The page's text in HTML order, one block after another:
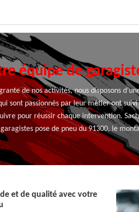
équipe de
de nos activités, nous disposons
sont passionnés par leur métier ont
pour réussir chaque intervention.
pose de pneu du 91300, le
et de qualité avec votre